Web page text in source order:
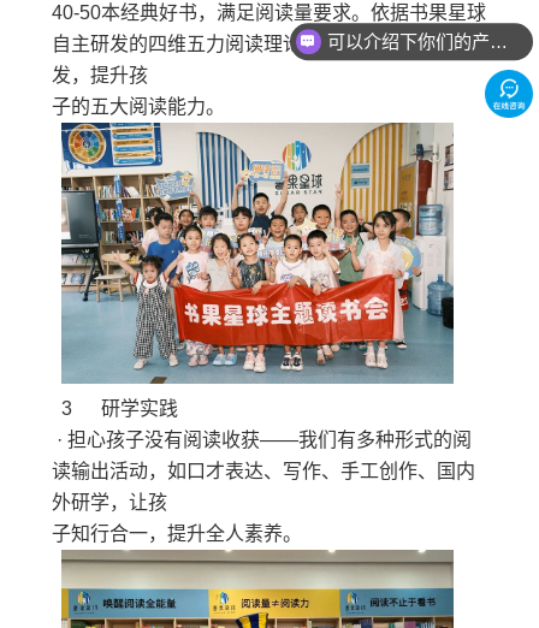
40-50本经典好书，满足阅读量要求。依据书果星球
自主研发的四维五力阅读理论体系，从四个维度出
发，提升孩
子的五大阅读能力。
3 研学实践
· 担心孩子没有阅读收获——我们有多种形式的阅
读输出活动，如口才表达、写作、手工创作、国内
外研学，让孩
子知行合一，提升全人素养。
可以介绍下你们的产品么？